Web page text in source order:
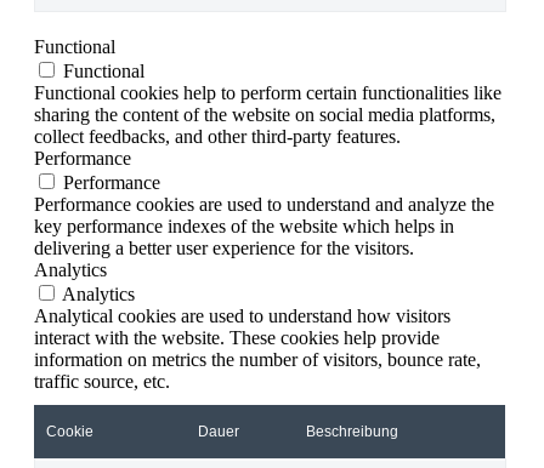
Functional
Functional
Functional cookies help to perform certain functionalities like
sharing the content of the website on social media platforms,
collect feedbacks, and other third-party features.
Performance
Performance
Performance cookies are used to understand and analyze the
key performance indexes of the website which helps in
delivering a better user experience for the visitors.
Analytics
Analytics
Analytical cookies are used to understand how visitors
interact with the website. These cookies help provide
information on metrics the number of visitors, bounce rate,
traffic source, etc.
Cookie Dauer Beschreibung